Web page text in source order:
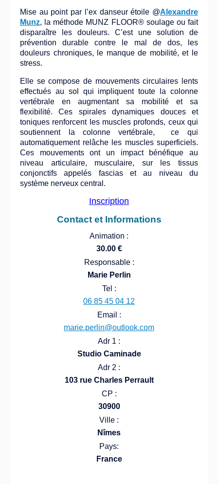
Mise au point par l’ex danseur étoile @Alexandre
Munz, la méthode MUNZ FLOOR® soulage ou fait
disparaître les douleurs. C’est une solution de
prévention durable contre le mal de dos, les
douleurs chroniques, le manque de mobilité, et le
stress.
Elle se compose de mouvements circulaires lents
effectués au sol qui impliquent toute la colonne
vertébrale en augmentant sa mobilité et sa
flexibilité. Ces spirales dynamiques douces et
toniques renforcent les muscles profonds, ceux qui
soutiennent la colonne vertébrale, ce qui
automatiquement relâche les muscles superficiels.
Ces mouvements ont un impact bénéfique au
niveau articulaire, musculaire, sur les tissus
conjonctifs appelés fascias et au niveau du
système nerveux central.
Inscription
Contact et Informations
Animation :
30.00 €
Responsable :
Marie Perlin
Tel :
06 85 45 04 12
Email :
marie.perlin@outlook.com
Adr 1 :
Studio Caminade
Adr 2 :
103 rue Charles Perrault
CP :
30900
Ville :
Nîmes
Pays:
France